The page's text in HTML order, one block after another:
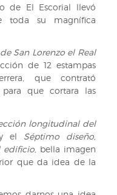
de El Escorial llevó
toda su magnífica
San Lorenzo el Real
de 12 estampas
que contrató
para que cortara las
longitudinal del
el Séptimo diseño,
edificio, bella imagen
que da idea de la